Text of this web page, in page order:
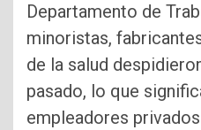
Departamento de
minoristas,
de la salud
pasado, lo que
empleadores